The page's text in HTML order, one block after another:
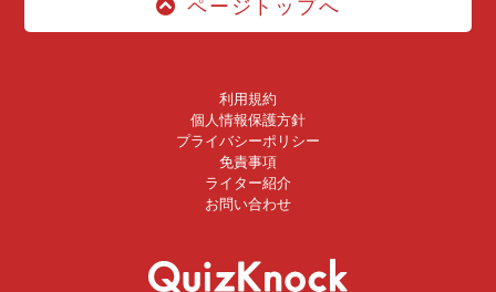
ページトップへ
利用規約
個人情報保護方針
プライバシーポリシー
免責事項
ライター紹介
お問い合わせ